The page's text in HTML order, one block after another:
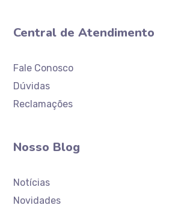
Central de Atendimento
Fale Conosco
Dúvidas
Reclamações
Nosso Blog
Notícias
Novidades